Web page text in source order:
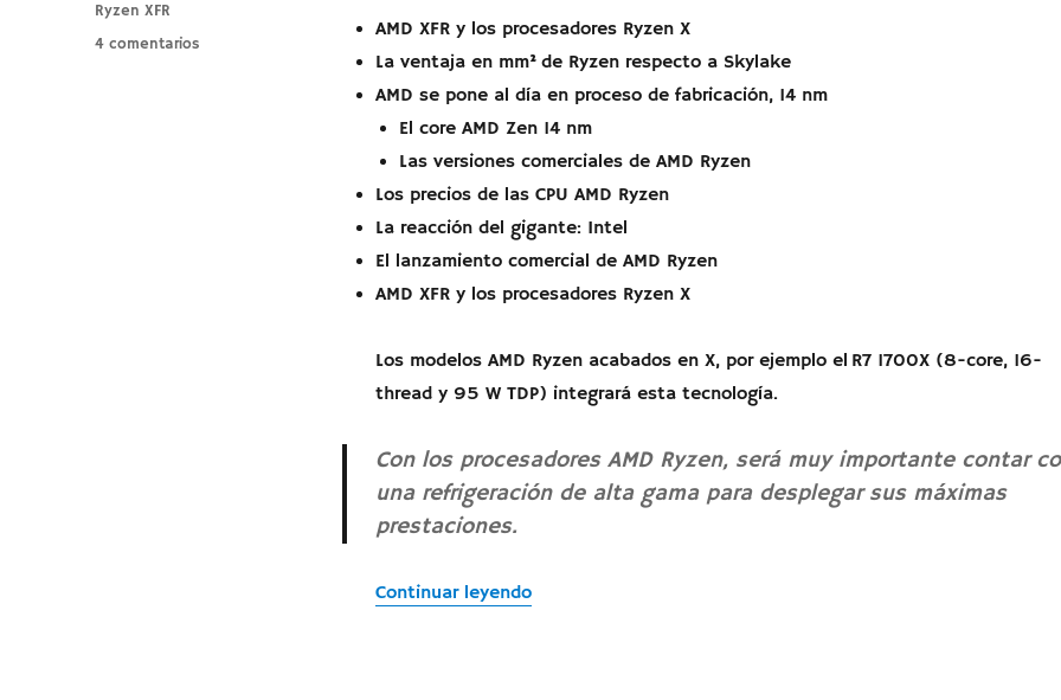
AMD XFR y los procesadores Ryzen X
La ventaja en mm² de Ryzen respecto a Skylake
AMD se pone al día en proceso de fabricación, 14 nm
El core AMD Zen 14 nm
Las versiones comerciales de AMD Ryzen
Los precios de las CPU AMD Ryzen
La reacción del gigante: Intel
El lanzamiento comercial de AMD Ryzen
AMD XFR y los procesadores Ryzen X
Los modelos AMD Ryzen acabados en X, por ejemplo el R7 1700X (8-core, 16-
thread y 95 W TDP) integrará esta tecnología.
Con los procesadores AMD Ryzen, será muy importante contar
una refrigeración de alta gama para desplegar sus máximas
prestaciones.
Continuar leyendo«AMD Ryzen. Últimos detalles.»
Ryzen XFR
4 comentarios